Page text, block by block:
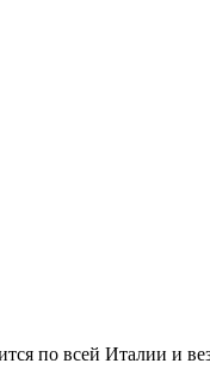
по всей Италии и